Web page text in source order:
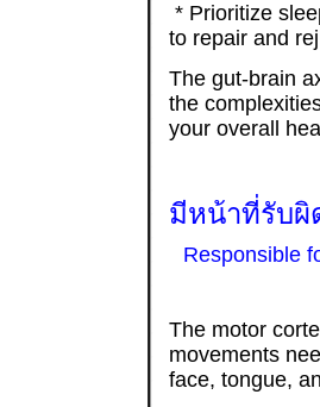
* Prioritize
to repair and
The gut-brain
the
your overall
มีหน้าที่รับผิ
Responsible
The motor
movements
face, tongue,